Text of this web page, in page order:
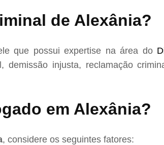
de Alexânia?
que possui expertise na área do
injusta, reclamação
em Alexânia?
, considere os seguintes fatores: